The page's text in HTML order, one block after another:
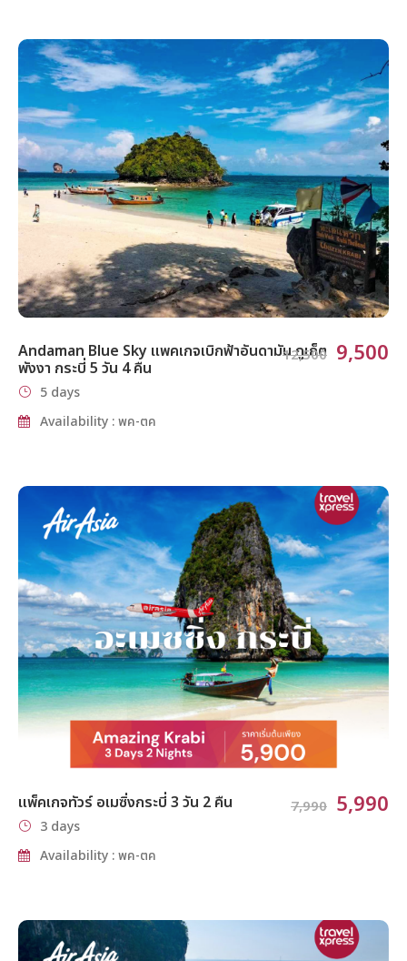
Andaman Blue Sky แพคเกจเบิกฟ้าอันดามัน ภูเก็ต
พังงา กระบี่ 5 วัน 4 คืน
12,500 9,500
5 days
Availability : พค-ตค
แพ็คเกจทัวร์ อเมซิ่งกระบี่ 3 วัน 2 คืน 7,990 5,990
3 days
Availability : พค-ตค